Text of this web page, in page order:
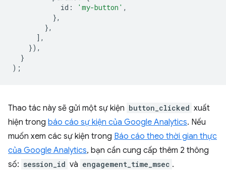
id : 'my-button' ,
},
},
],
}),
}
);
Thao tác này sẽ gửi một sự kiện button_clicked xuất
hiện trong báo cáo sự kiện của Google Analytics. Nếu
muốn xem các sự kiện trong Báo cáo theo thời gian thực
của Google Analytics, bạn cần cung cấp thêm 2 thông
số: session_id và engagement_time_msec .